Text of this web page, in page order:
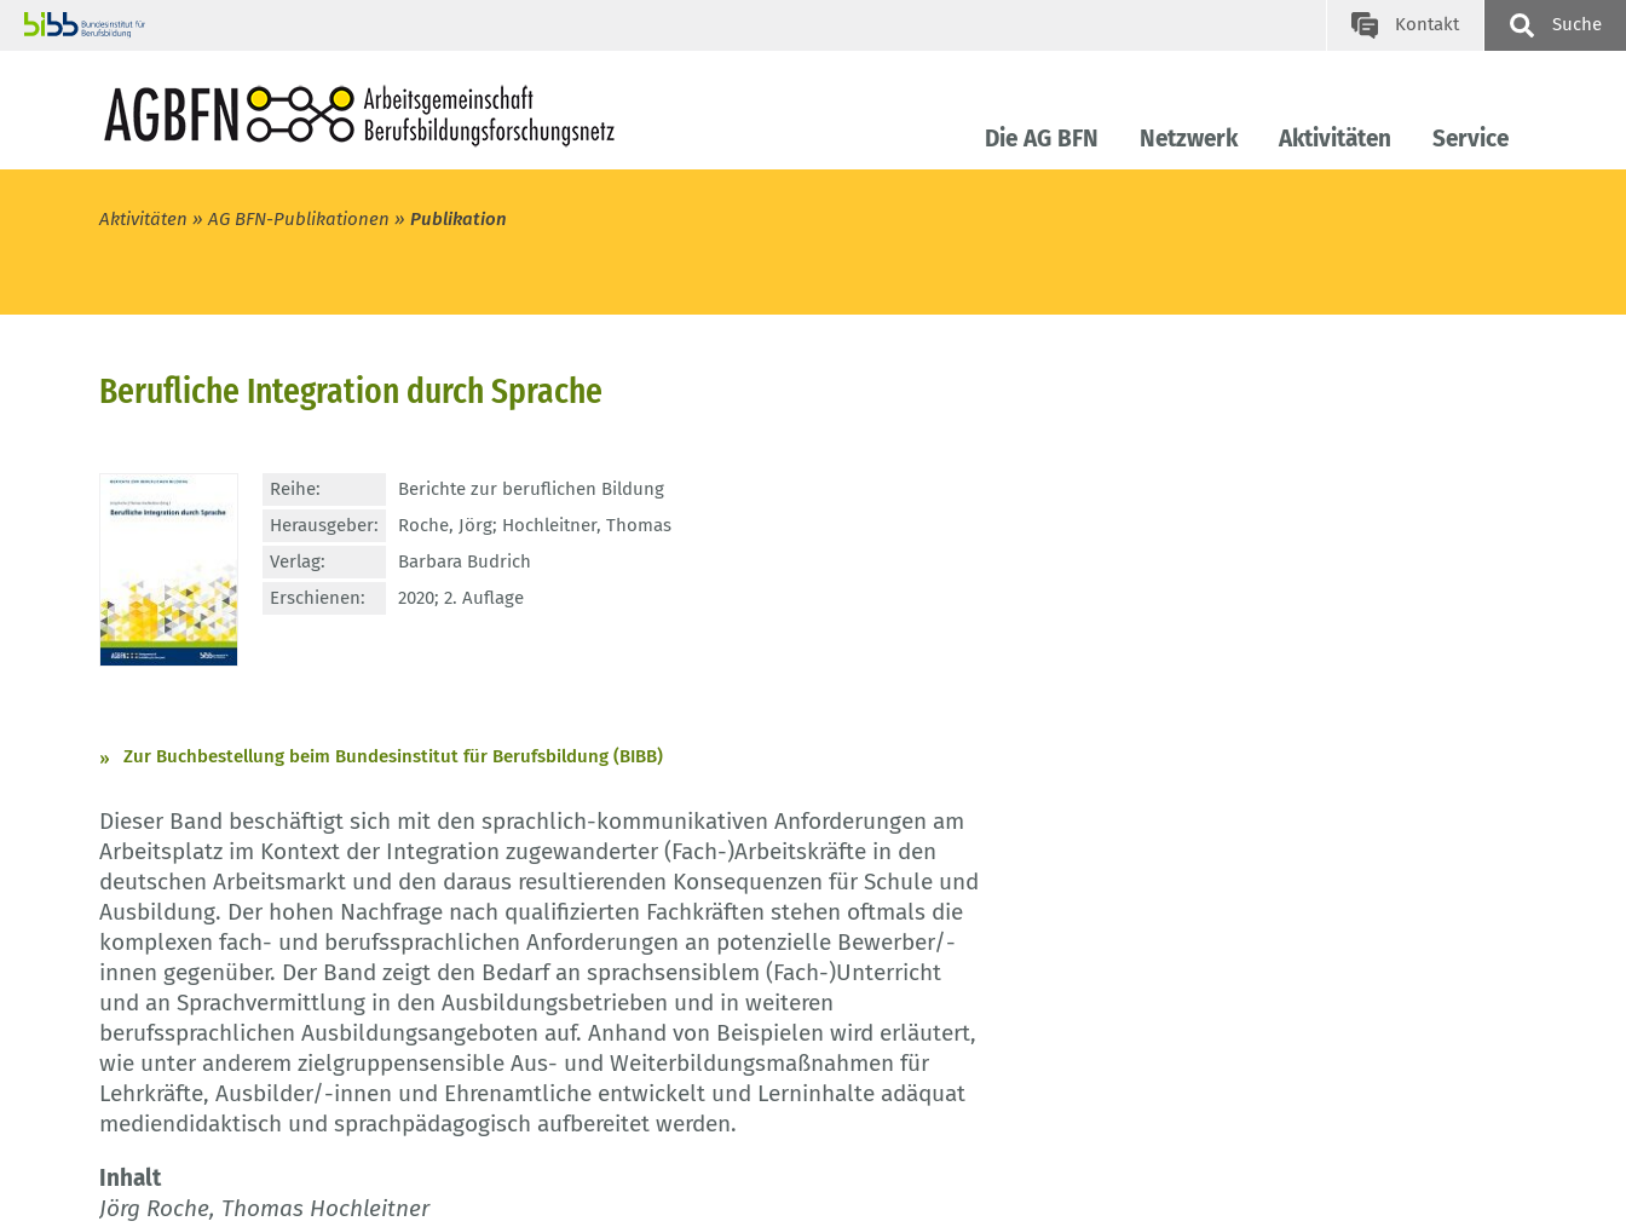
Kontakt Suche
Die AG BFN Netzwerk Aktivitäten Service
Aktivitäten AG BFN-Publikationen Publikation
Berufliche Integration durch Sprache
Reihe:
Berichte zur beruflichen Bildung
Herausgeber:
Roche, Jörg; Hochleitner, Thomas
Verlag:
Barbara Budrich
Erschienen:
2020; 2. Auflage
Zur Buchbestellung beim Bundesinstitut für Berufsbildung (BIBB)
Dieser Band beschäftigt sich mit den sprachlich-kommunikativen Anforderungen am
Arbeitsplatz im Kontext der Integration zugewanderter (Fach-)Arbeitskräfte in den
deutschen Arbeitsmarkt und den daraus resultierenden Konsequenzen für Schule und
Ausbildung. Der hohen Nachfrage nach qualifizierten Fachkräften stehen oftmals die
komplexen fach- und berufssprachlichen Anforderungen an potenzielle Bewerber/-
innen gegenüber. Der Band zeigt den Bedarf an sprachsensiblem (Fach-)Unterricht
und an Sprachvermittlung in den Ausbildungsbetrieben und in weiteren
berufssprachlichen Ausbildungsangeboten auf. Anhand von Beispielen wird erläutert,
wie unter anderem zielgruppensensible Aus- und Weiterbildungsmaßnahmen für
Lehrkräfte, Ausbilder/-innen und Ehrenamtliche entwickelt und Lerninhalte adäquat
mediendidaktisch und sprachpädagogisch aufbereitet werden.
Inhalt
Jörg Roche, Thomas Hochleitner